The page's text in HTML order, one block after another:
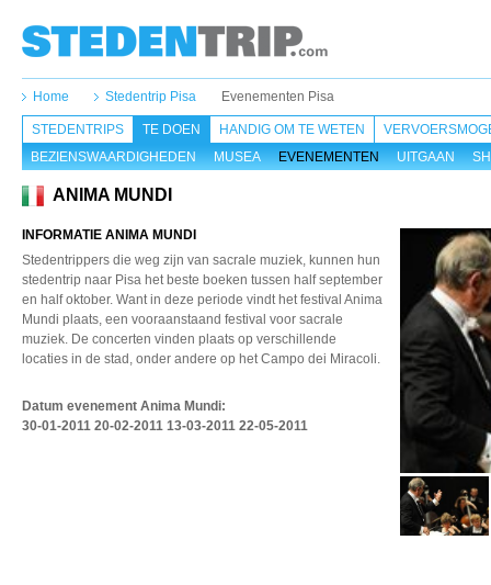
Home Stedentrip Pisa Evenementen Pisa
STEDENTRIPS
TE DOEN
BEZIENSWAARDIGHEDEN
MUSEA EVENEMENTEN UITGAAN
HANDIG OM TE WETEN
ANIMA MUNDI
INFORMATIE ANIMA MUNDI
Stedentrippers die weg zijn van sacrale muziek, kunnen hun
stedentrip naar Pisa het beste boeken tussen half september
en half oktober. Want in deze periode vindt het festival Anima
Mundi plaats, een vooraanstaand festival voor sacrale
muziek. De concerten vinden plaats op verschillende
locaties in de stad, onder andere op het Campo dei Miracoli.
Datum evenement Anima Mundi:
30-01-2011 20-02-2011 13-03-2011 22-05-2011